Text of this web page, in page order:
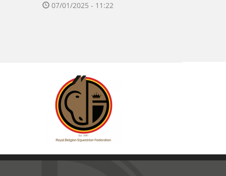
07/01/2025 - 11:22